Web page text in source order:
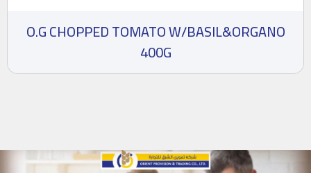
O.G CHOPPED TOMATO W/BASIL&ORGANO
400G